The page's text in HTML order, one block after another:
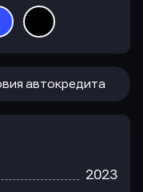
автокредита
2023